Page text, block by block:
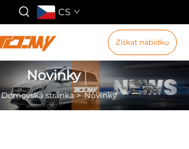
CS
Získat nabídku
Novinky
Domovská stránka>Novinky